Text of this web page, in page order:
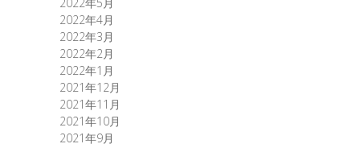
2022年4月
2022年3月
2022年2月
2022年1月
2021年12月
2021年11月
2021年10月
2021年9月